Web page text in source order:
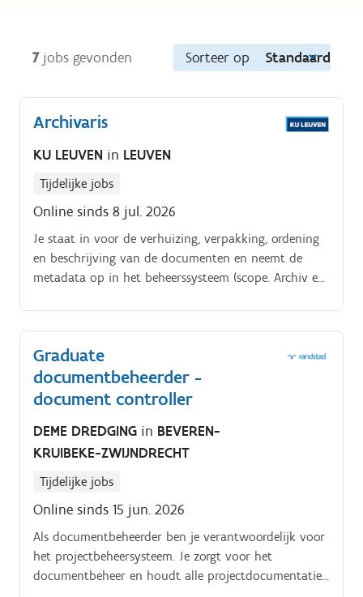
7 jobs gevonden Sorteer op Standaard
Archivaris
KU LEUVEN in LEUVEN
Tijdelijke jobs
Online sinds 8 jul. 2026
Je staat in voor de verhuizing, verpakking, ordening
en beschrijving van de documenten en neemt de
metadata op in het beheerssysteem (scope. Archiv en
Graduate
documentbeheerder -
document controller
DEME DREDGING in BEVEREN-
KRUIBEKE-ZWIJNDRECHT
Tijdelijke jobs
Online sinds 15 jun. 2026
Als documentbeheerder ben je verantwoordelijk voor
het projectbeheersysteem. Je zorgt voor het
documentbeheer en houdt alle projectdocumentatie